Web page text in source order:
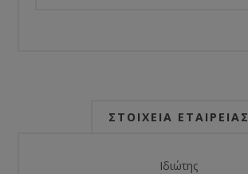
ΣΤΟΙΧΕΊΑ ΕΤΑΙΡΕΊΑΣ
Ιδιώτης